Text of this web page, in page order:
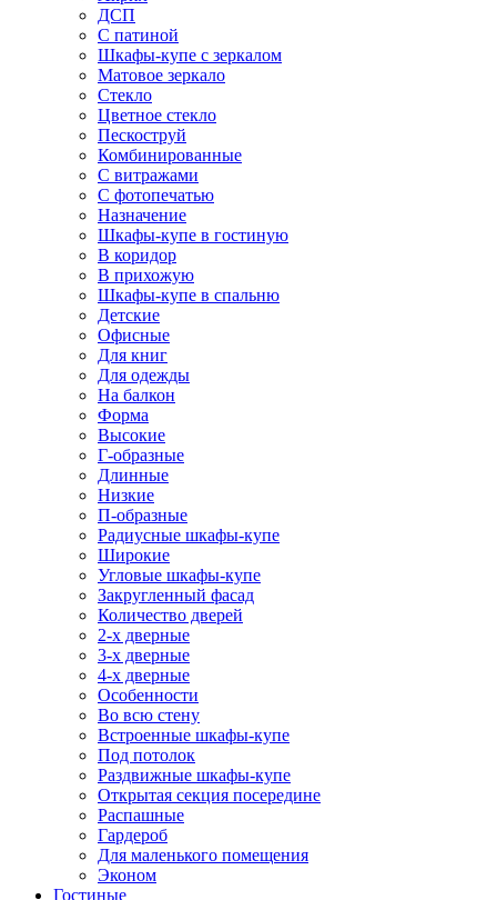
ДСП
С патиной
Шкафы-купе с зеркалом
Матовое зеркало
Стекло
Цветное стекло
Пескоструй
Комбинированные
С витражами
С фотопечатью
Назначение
Шкафы-купе в гостиную
В коридор
В прихожую
Шкафы-купе в спальню
Детские
Офисные
Для книг
Для одежды
На балкон
Форма
Высокие
Г-образные
Длинные
Низкие
П-образные
Радиусные шкафы-купе
Широкие
Угловые шкафы-купе
Закругленный фасад
Количество дверей
2-х дверные
3-х дверные
4-х дверные
Особенности
Во всю стену
Встроенные шкафы-купе
Под потолок
Раздвижные шкафы-купе
Открытая секция посередине
Распашные
Гардероб
Для маленького помещения
Эконом
Гостиные